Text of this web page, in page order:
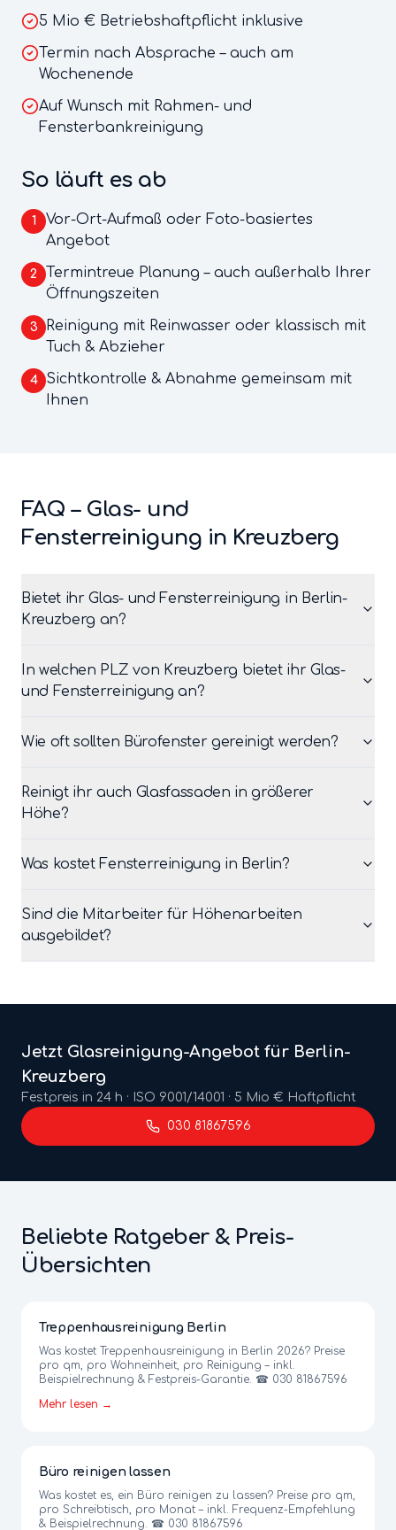
5 Mio € Betriebshaftpflicht inklusive
Termin nach Absprache – auch am
Wochenende
Auf Wunsch mit Rahmen- und
Fensterbankreinigung
So läuft es ab
1
Vor-Ort-Aufmaß oder Foto-basiertes
Angebot
2
Termintreue Planung – auch außerhalb Ihrer
Öffnungszeiten
3
Reinigung mit Reinwasser oder klassisch mit
Tuch & Abzieher
4
Sichtkontrolle & Abnahme gemeinsam mit
Ihnen
FAQ – Glas- und
Fensterreinigung in Kreuzberg
Bietet ihr Glas- und Fensterreinigung in Berlin-
Kreuzberg an?
In welchen PLZ von Kreuzberg bietet ihr Glas-
und Fensterreinigung an?
Wie oft sollten Bürofenster gereinigt werden?
Reinigt ihr auch Glasfassaden in größerer
Höhe?
Was kostet Fensterreinigung in Berlin?
Sind die Mitarbeiter für Höhenarbeiten
ausgebildet?
Jetzt Glasreinigung-Angebot für Berlin-
Kreuzberg
Festpreis in 24 h · ISO 9001/14001 · 5 Mio € Haftpflicht
030 81867596
Beliebte Ratgeber & Preis-
Übersichten
Treppenhausreinigung Berlin
Was kostet Treppenhausreinigung in Berlin 2026? Preise
pro qm, pro Wohneinheit, pro Reinigung – inkl.
Beispielrechnung & Festpreis-Garantie. ☎ 030 81867596
Mehr lesen →
Büro reinigen lassen
Was kostet es, ein Büro reinigen zu lassen? Preise pro qm,
pro Schreibtisch, pro Monat – inkl. Frequenz-Empfehlung
& Beispielrechnung. ☎ 030 81867596